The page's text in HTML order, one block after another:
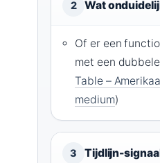
2 Wat
Of er een
met een
Table –
medium)
3 Tijdlijn-